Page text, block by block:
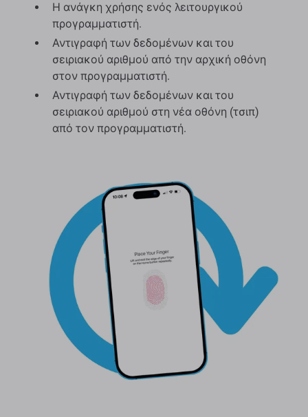
Η ανάγκη χρήσης ενός λειτουργικού
προγραμματιστή.
Αντιγραφή των δεδομένων και του
σειριακού αριθμού από την αρχική οθόνη
στον προγραμματιστή.
Αντιγραφή των δεδομένων και του
σειριακού αριθμού στη νέα οθόνη (τσιπ)
από τον προγραμματιστή.